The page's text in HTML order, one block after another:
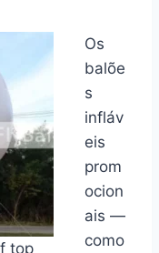
top
Os
balõe
s
infláv
eis
prom
ocion
ais —
como